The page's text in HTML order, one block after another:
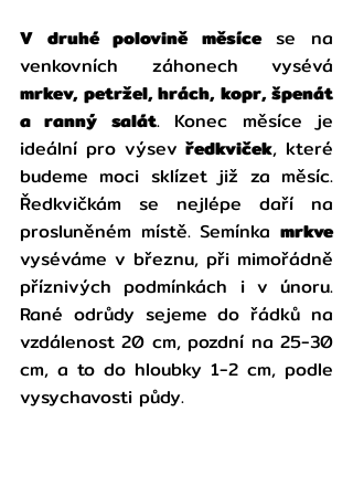
V druhé polovině měsíce se na
mrkev, petržel, hrách, kopr, špenát
a ranný salát. Konec měsíce je
ideální pro výsev ředkviček, které
budeme moci sklízet již za měsíc.
Ředkvičkám se nejlépe daří na
prosluněném místě. Semínka
mrkve
vyséváme v březnu, při mimořádně
příznivých podmínkách i v únoru.
Rané odrůdy sejeme do řádků na
vzdálenost 20 cm, pozdní na 25-30
cm, a to do hloubky 1-2 cm, podle
vysychavosti půdy.